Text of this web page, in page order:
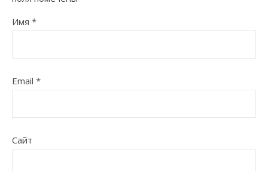
Имя *
Email *
Сайт